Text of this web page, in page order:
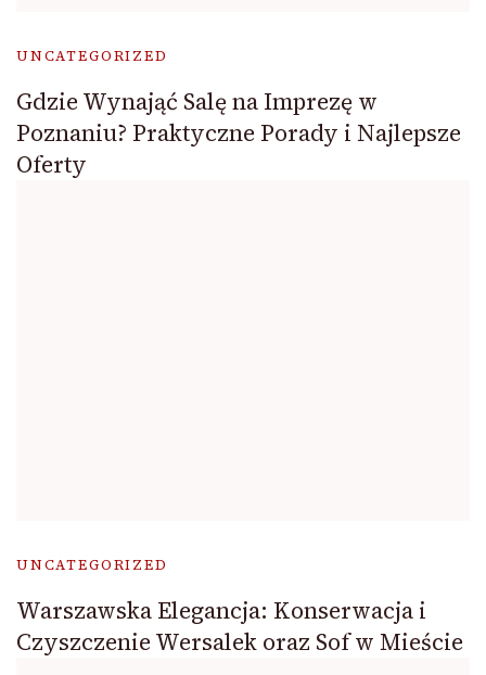
UNCATEGORIZED
Gdzie Wynająć Salę na Imprezę w
Poznaniu? Praktyczne Porady i Najlepsze
Oferty
UNCATEGORIZED
Warszawska Elegancja: Konserwacja i
Czyszczenie Wersalek oraz Sof w Mieście